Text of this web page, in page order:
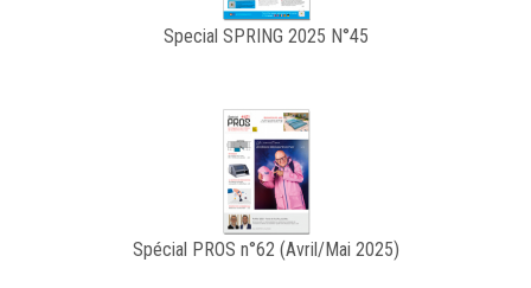
Special SPRING 2025 N°45
Spécial PROS n°62 (Avril/Mai 2025)